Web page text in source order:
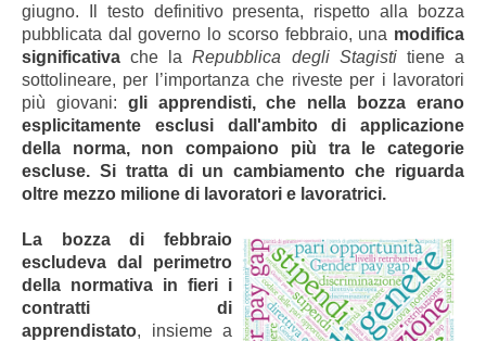
giugno. Il testo definitivo presenta, rispetto alla bozza
pubblicata dal governo lo scorso febbraio, una modifica
significativa che laRepubblica degli Stagistitiene a
sottolineare, per l’importanza che riveste per i lavoratori
più giovani: gli apprendisti, che nella bozza erano
esplicitamente esclusi dall'ambito di applicazione
della norma, non compaiono più tra le categorie
escluse. Si tratta di un cambiamento che riguarda
oltre mezzo milione di lavoratori e lavoratrici.
La bozza di febbraio
escludeva dal perimetro
della normativa in fieri i
contratti di
apprendistato, insieme a